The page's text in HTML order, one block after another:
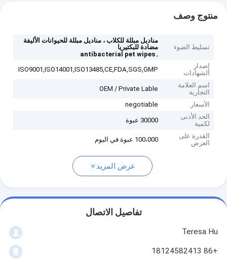
منتوج وصف
تسليط الضوء
مناديل مبللة للكلاب ، مناديل مبللة للحيوانات الأليفة
مضادة للبكتيريا
,
antibacterial pet wipes
إصدار
الشهادات
ISO9001,ISO14001,ISO13485,CE,FDA,SGS,GMP
اسم العلامة
التجارية
OEM / Private Lable
الأسعار
negotiable
الحد الأدنى
لكمية
30000 عبوة
القدرة على
العرض
100،000 عبوة في اليوم
عرض المزيد
تفاصيل الاتصال
Teresa Hu
+86 18124582413